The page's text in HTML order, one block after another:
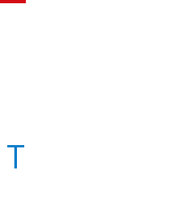
Т